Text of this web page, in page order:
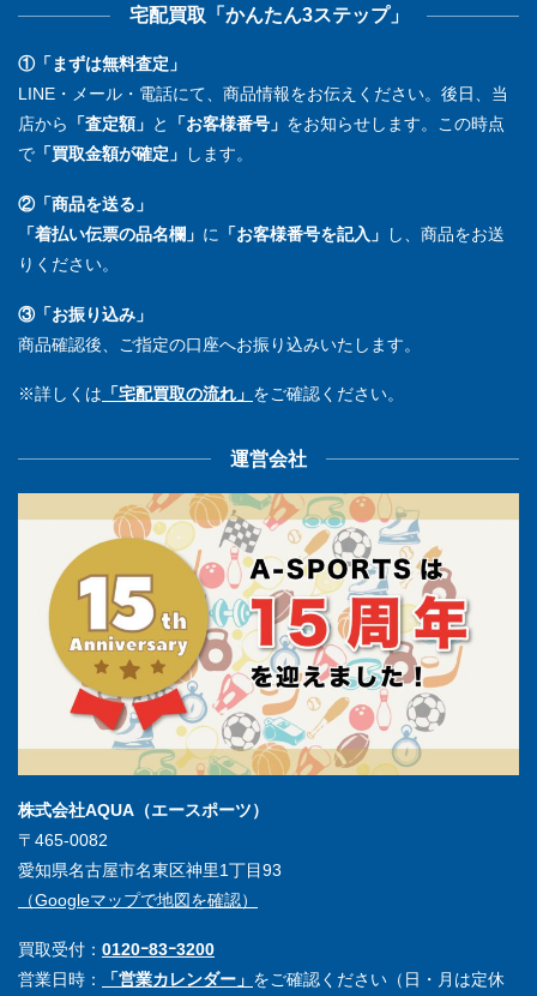
宅配買取「かんたん3ステップ」
①「まずは無料査定」
LINE・メール・電話にて、商品情報をお伝えください。後日、当
店から
「査定額」 と 「お客様番号」 をお知らせします。この時点
で 「買取金額が確定」 します。
②「商品を送る」
「着払い伝票の品名欄」 に 「お客様番号を記入」
し、商品をお送
りください。
③「お振り込み」
商品確認後、ご指定の口座へお振り込みいたします。
※詳しくは 「宅配買取の流れ」 をご確認ください。
運営会社
株式会社AQUA（エースポーツ）
〒465-0082
愛知県名古屋市名東区神里1丁目93
（Googleマップで地図を確認）
買取受付： 0120ｰ83ｰ3200
営業日時：
「営業カレンダー」 をご確認ください（日・月は定休